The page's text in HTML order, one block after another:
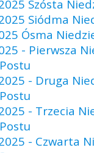
Szósta
Siódma
Ósma
- Pierwsza
- Druga
- Trzecia
- Czwarta